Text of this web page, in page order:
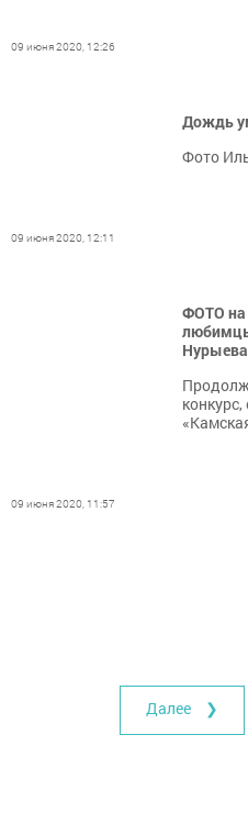
09 июня 2020, 12:26
Дождь
Фото
09 июня 2020, 12:11
ФОТО на
Нурыева
09 июня 2020, 11:57
Далее ❯